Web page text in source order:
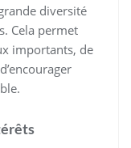
diversité
Cela permet
importants, de